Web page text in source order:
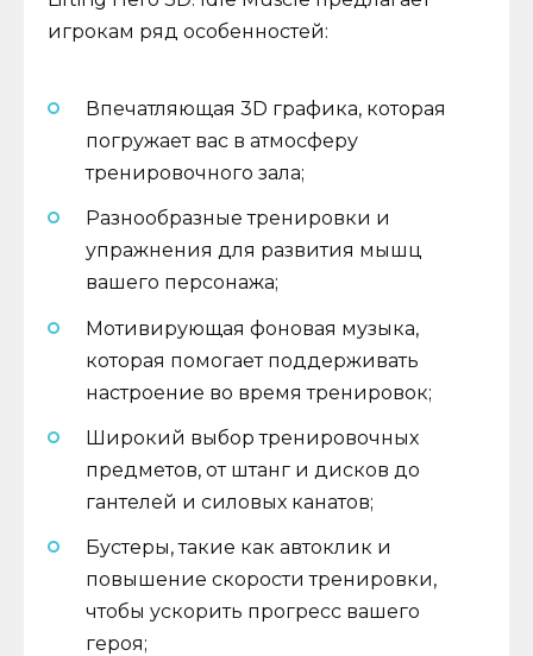
игрокам ряд особенностей:
Впечатляющая 3D графика, которая
погружает вас в атмосферу
тренировочного зала;
Разнообразные тренировки и
упражнения для развития мышц
вашего персонажа;
Мотивирующая фоновая музыка,
которая помогает поддерживать
настроение во время тренировок;
Широкий выбор тренировочных
предметов, от штанг и дисков до
гантелей и силовых канатов;
Бустеры, такие как автоклик и
повышение скорости тренировки,
чтобы ускорить прогресс вашего
героя;